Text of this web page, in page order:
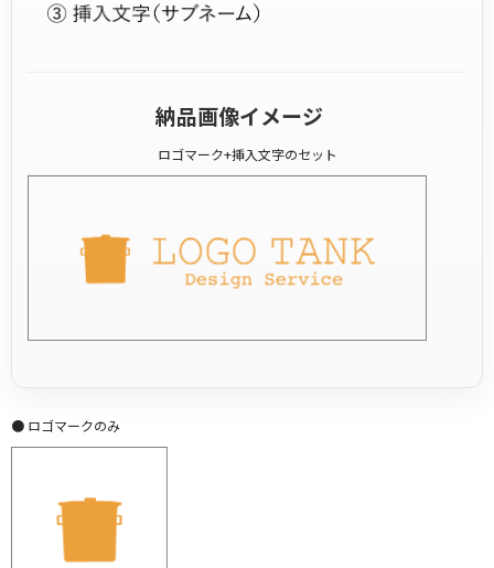
納品画像イメージ
ロゴマーク+挿入文字のセット
● ロゴマークのみ